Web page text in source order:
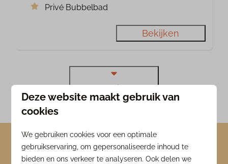
Privé Bubbelbad
Bekijken
Meer resultaten (7)
Een 6-persoons huisje in
Deze website maakt gebruik van
cookies
We gebruiken cookies voor een optimale
gebruikservaring, om gepersonaliseerde inhoud te
bieden en ons verkeer te analyseren. Ook delen we